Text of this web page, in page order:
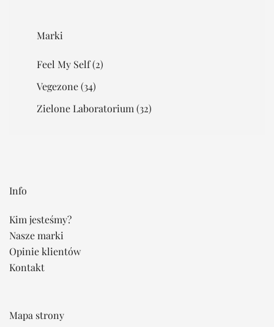
Marki
Feel My Self(2)
Vegezone(34)
Zielone Laboratorium (32)
Info
Kim jesteśmy?
Nasze marki
Opinie klientów
Kontakt
Mapa strony